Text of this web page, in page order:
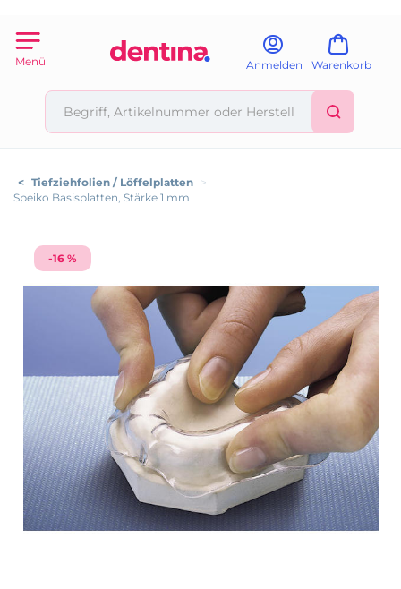
Menü Anmelden Warenkorb
< Tiefziehfolien / Löffelplatten >
Speiko Basisplatten, Stärke 1 mm
-16 %